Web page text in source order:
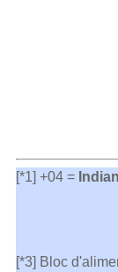
[*1] +04 =
[*3] Bloc